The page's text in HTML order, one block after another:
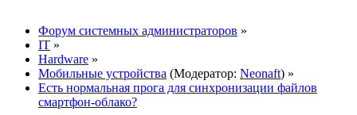
Форум системных администраторов »
IT »
Hardware »
Мобильные устройства (Модератор: Neonaft) »
Есть нормальная прога для синхронизации файлов
смартфон-облако?